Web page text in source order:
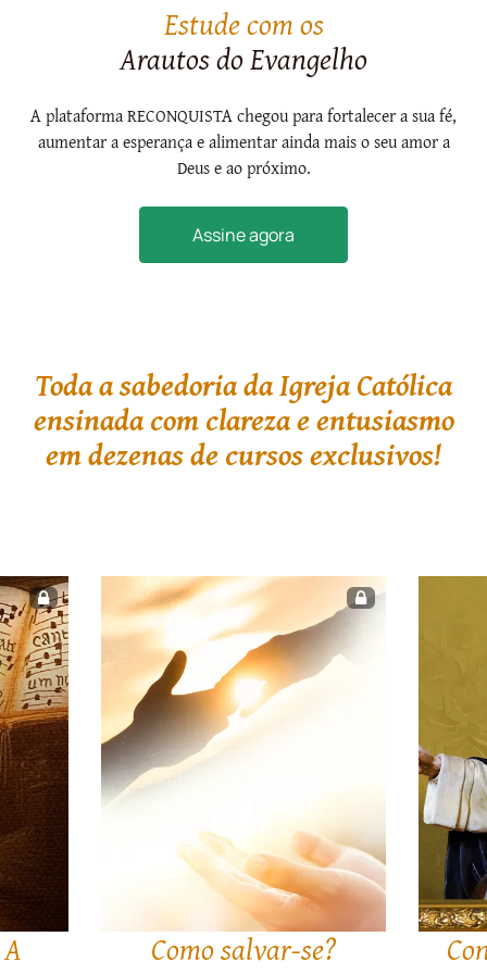
Estude com os
Arautos do Evangelho
A plataforma RECONQUISTA chegou para fortalecer a sua fé,
aumentar a esperança e alimentar ainda mais o seu amor a
Deus e ao próximo.
Assine agora
Toda a sabedoria da Igreja Católica
ensinada com clareza e entusiasmo
em dezenas de cursos exclusivos!
Como salvar-se?